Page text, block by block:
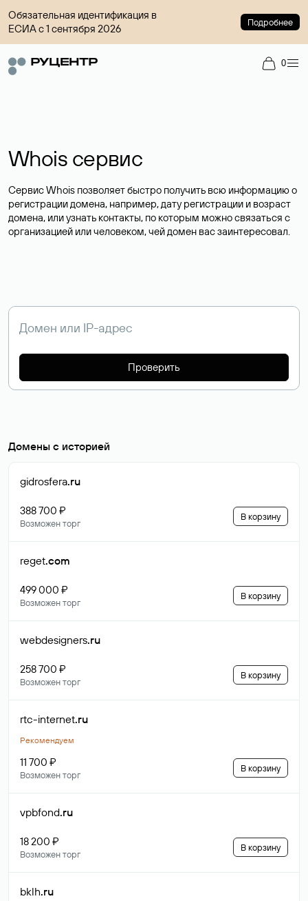
Обязательная идентификация в
ЕСИА с 1 сентября 2026
Подробнее
0
Whois сервис
Сервис Whois позволяет быстро получить всю информацию о
регистрации домена, например, дату регистрации и возраст
домена, или узнать контакты, по которым можно связаться с
организацией или человеком, чей домен вас заинтересовал.
Проверить
Домены с историей
gidrosfera.ru
388 700 ₽
Возможен торг
В корзину
reget.com
499 000 ₽
Возможен торг
В корзину
webdesigners.ru
258 700 ₽
Возможен торг
В корзину
rtc-internet.ru
Рекомендуем
11 700 ₽
Возможен торг
В корзину
vpbfond.ru
18 200 ₽
Возможен торг
В корзину
bklh.ru